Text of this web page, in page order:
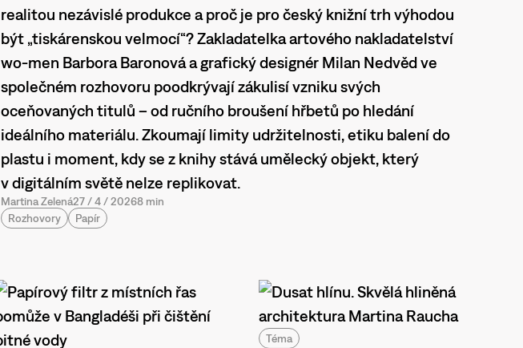
realitou nezávislé produkce a proč je pro český knižní trh výhodou
být „tiskárenskou velmocí“? Zakladatelka artového nakladatelství
wo-men Barbora Baronová a grafický designér Milan Nedvěd ve
společném rozhovoru poodkrývají zákulisí vzniku svých
oceňovaných titulů – od ručního broušení hřbetů po hledání
ideálního materiálu. Zkoumají limity udržitelnosti, etiku balení do
plastu i moment, kdy se z knihy stává umělecký objekt, který
v digitálním světě nelze replikovat.
Martina Zelená27 /4 /20268 min
Rozhovory
Papír
Téma